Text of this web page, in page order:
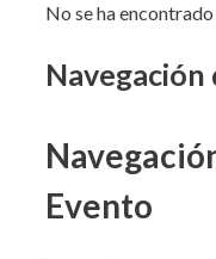
No se ha
Navegación
Evento